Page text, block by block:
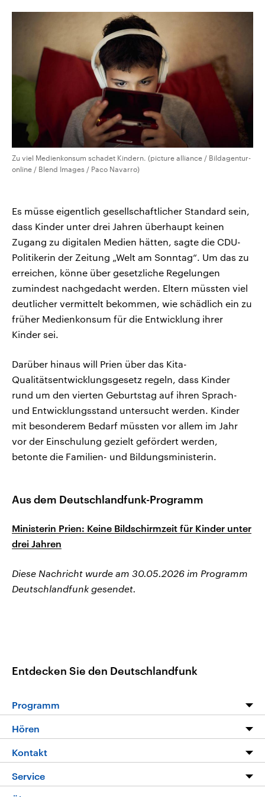
Programm Podcasts
Audio-Archiv
Zu viel Medienkonsum schadet Kindern. (picture alliance / Bildagentur-
online / Blend Images / Paco Navarro)
Es müsse eigentlich gesellschaftlicher Standard sein,
dass Kinder unter drei Jahren überhaupt keinen
Zugang zu digitalen Medien hätten, sagte die CDU-
Politikerin der Zeitung „Welt am Sonntag“. Um das zu
erreichen, könne über gesetzliche Regelungen
zumindest nachgedacht werden. Eltern müssten viel
deutlicher vermittelt bekommen, wie schädlich ein zu
früher Medienkonsum für die Entwicklung ihrer
Kinder sei.
Darüber hinaus will Prien über das Kita-
Qualitätsentwicklungsgesetz regeln, dass Kinder
rund um den vierten Geburtstag auf ihren Sprach-
und Entwicklungsstand untersucht werden. Kinder
mit besonderem Bedarf müssten vor allem im Jahr
vor der Einschulung gezielt gefördert werden,
betonte die Familien- und Bildungsministerin.
Aus dem Deutschlandfunk-Programm
Ministerin Prien: Keine Bildschirmzeit für Kinder unter
drei Jahren
Diese Nachricht wurde am 30.05.2026 im Programm
Deutschlandfunk gesendet.
Entdecken Sie den Deutschlandfunk
Programm
Programm
Die Nachrichten
Nachrichtenleicht
Hören
Livestream
Podcasts
Kontakt
Hörerservice
Service